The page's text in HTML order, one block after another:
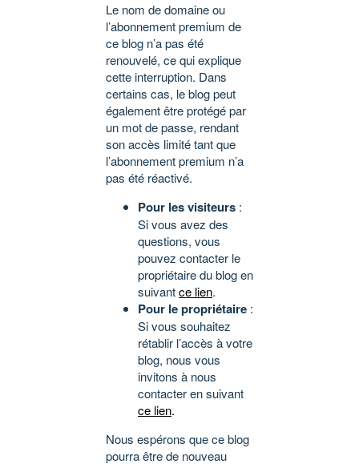
Le nom de domaine ou
l’abonnement premium de
ce blog n’a pas été
renouvelé, ce qui explique
cette interruption. Dans
certains cas, le blog peut
également être protégé par
un mot de passe, rendant
son accès limité tant que
l’abonnement premium n’a
pas été réactivé.
Pour les visiteurs :
Si vous avez des
questions, vous
pouvez contacter le
propriétaire du blog en
suivantce lien.
Pour le propriétaire :
Si vous souhaitez
rétablir l’accès à votre
blog, nous vous
invitons à nous
contacter en suivant
ce lien.
Nous espérons que ce blog
pourra être de nouveau